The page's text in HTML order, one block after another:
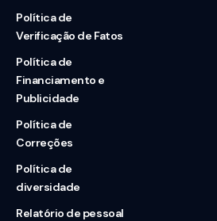
Política de
Verificação de Fatos
Política de
Financiamento e
Publicidade
Política de
Correções
Política de
diversidade
Relatório de pessoal